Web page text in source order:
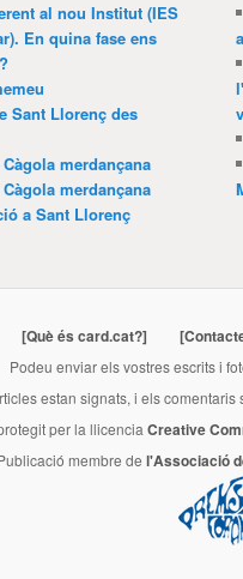
al nou Institut (IES
En quina fase ens
Sant Llorenç des
merdançana
merdançana
a Sant Llorenç
[Què és card.cat?]
Podeu enviar els vostres escrits i
estan signats, i els
per la llicencia Creative
membre de l'Associació